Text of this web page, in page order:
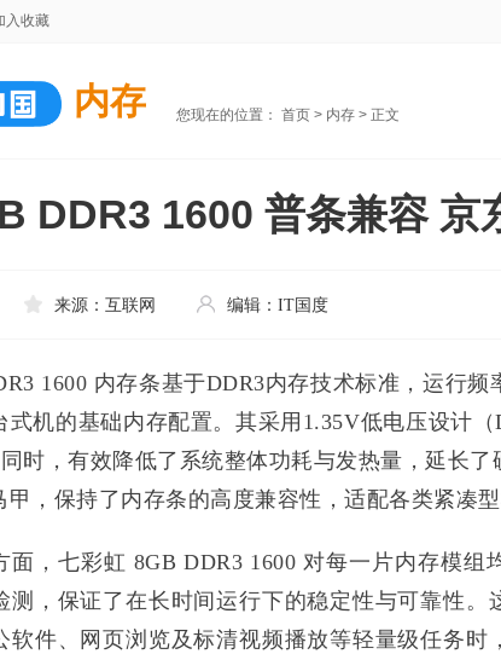
入收藏
内存 您现在的位置： 首页 > 内存 > 正文
DDR3 1600 普条兼容 京
来源： 互联网 编辑： IT国度
1600 内存条基于DDR3内存技术标准，运行频
式机的基础内存配置。其采用1.35V低电压设计
时，有效降低了系统整体功耗与发热量，延长
，保持了内存条的高度兼容性，适配各类紧凑型
面，七彩虹 8GB DDR3 1600 对每一片内存模组
测，保证了在长时间运行下的稳定性与可靠性。
软件、网页浏览及标清视频播放等轻量级任务时